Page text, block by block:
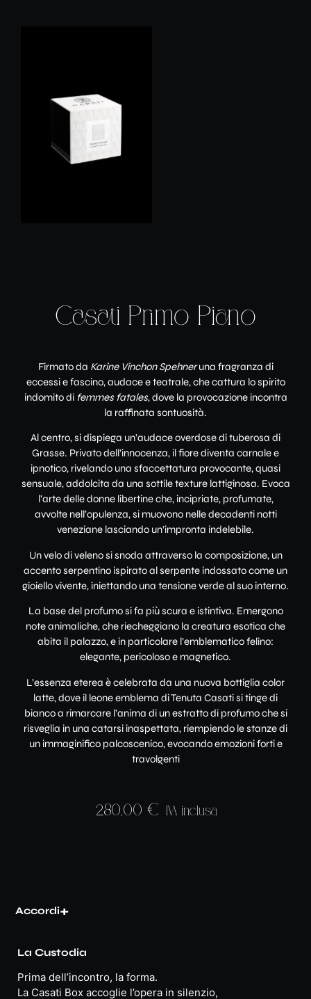
Casati Primo Piano
Firmato da Karine Vinchon Spehneruna fragranza di
eccessi e fascino, audace e teatrale, che cattura lo spirito
indomito di femmes fatales, dove la provocazione incontra
la raffinata sontuosità.
Al centro, si dispiega un’audace overdose di tuberosa di
Grasse. Privato dell’innocenza, il fiore diventa carnale e
ipnotico, rivelando una sfaccettatura provocante, quasi
sensuale, addolcita da una sottile texture lattiginosa. Evoca
l’arte delle donne libertine che, incipriate, profumate,
avvolte nell’opulenza, si muovono nelle decadenti notti
veneziane lasciando un’impronta indelebile.
Un velo di veleno si snoda attraverso la composizione, un
accento serpentino ispirato al serpente indossato come un
gioiello vivente, iniettando una tensione verde al suo interno.
La base del profumo si fa più scura e istintiva. Emergono
note animaliche, che riecheggiano la creatura esotica che
abita il palazzo, e in particolare l’emblematico felino:
elegante, pericoloso e magnetico.
L’essenza eterea è celebrata da una nuova bottiglia color
latte, dove il leone emblema di Tenuta Casati si tinge di
bianco a rimarcare l’anima di un estratto di profumo che si
risveglia in una catarsi inaspettata, riempiendo le stanze di
un immaginifico palcoscenico, evocando emozioni forti e
travolgenti
280,00 € IVA inclusa
Accordi+
La Custodia
Prima dell’incontro, la forma.
La Casati Box accoglie l’opera in silenzio,